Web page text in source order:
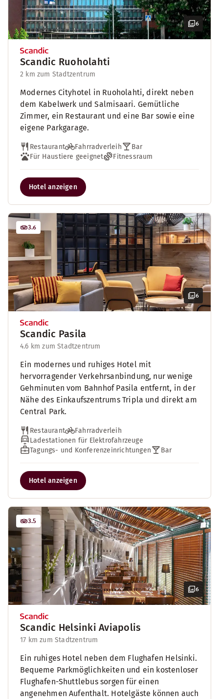
6
Scandic Ruoholahti
2 km zum Stadtzentrum
Modernes Cityhotel in Ruoholahti, direkt neben
dem Kabelwerk und Salmisaari. Gemütliche
Zimmer, ein Restaurant und eine Bar sowie eine
eigene Parkgarage.
Restaurant Fahrradverleih
Bar
Für Haustiere geeignet
Fitnessraum
Hotel anzeigen
6
3.6
Scandic Pasila
4.6 km zum Stadtzentrum
Ein modernes und ruhiges Hotel mit
hervorragender Verkehrsanbindung, nur wenige
Gehminuten vom Bahnhof Pasila entfernt, in der
Nähe des Einkaufszentrums Tripla und direkt am
Central Park.
Restaurant
Fahrradverleih
Ladestationen für Elektrofahrzeuge
Tagungs- und Konferenzeinrichtungen
Bar
Hotel anzeigen
6
3.5
Scandic Helsinki Aviapolis
17 km zum Stadtzentrum
Ein ruhiges Hotel neben dem Flughafen Helsinki.
Bequeme Parkmöglichkeiten und ein kostenloser
Flughafen-Shuttlebus sorgen für einen
angenehmen Aufenthalt. Hotelgäste können auch